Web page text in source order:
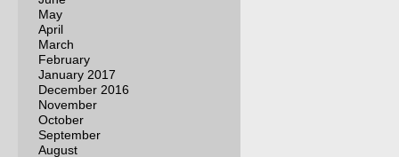
May
April
March
February
January 2017
December 2016
November
October
September
August